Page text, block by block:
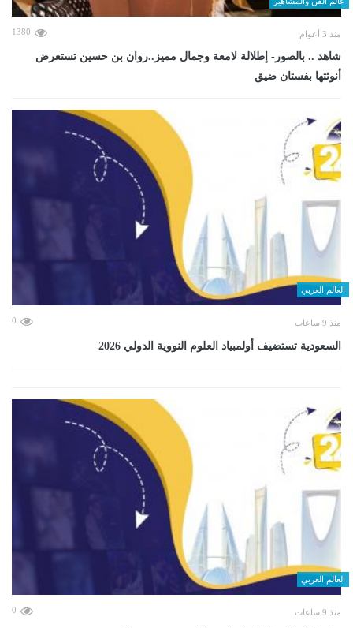
منذ 3 أعوام 1380
شاهد .. بالصور- إطلالة لامعة وجمال مميز..روان بن حسين تستعرض
أنوثتها بفستان ضيق
العالم العربي
منذ 9 ساعات 0
السعودية تستضيف أولمبياد العلوم النووية الدولي 2026
العالم العربي
منذ 9 ساعات 0